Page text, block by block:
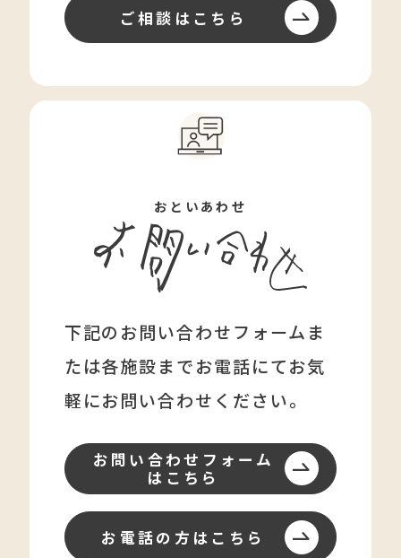
ご相談はこちら
おといあわせ
下記のお問い合わせフォームま
たは各施設までお電話にてお気
軽にお問い合わせください。
お問い合わせフォーム
はこちら
お電話の方はこちら